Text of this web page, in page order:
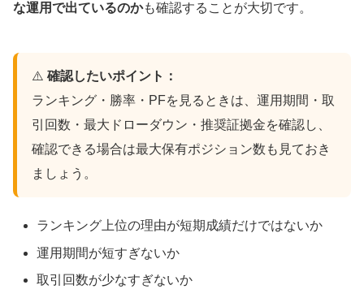
な運用で出ているのかも確認することが大切です。
⚠️ 確認したいポイント：
ランキング・勝率・PFを見るときは、運用期間・取
引回数・最大ドローダウン・推奨証拠金を確認し、
確認できる場合は最大保有ポジション数も見ておき
ましょう。
ランキング上位の理由が短期成績だけではないか
運用期間が短すぎないか
取引回数が少なすぎないか